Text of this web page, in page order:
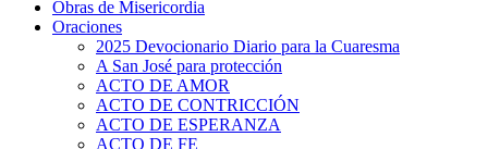
Obras de Misericordia
Oraciones
2025 Devocionario Diario para la Cuaresma
A San José para protección
ACTO DE AMOR
ACTO DE CONTRICCIÓN
ACTO DE ESPERANZA
ACTO DE FE